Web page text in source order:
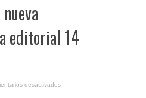
editorial 14
desactivados